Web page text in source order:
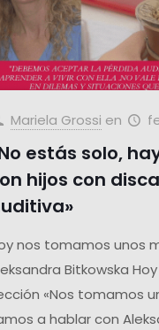
Mariela Grossi en
estás solo,
hijos con
nos tomamos unos
Bitkowska
«Nos tomamos
a hablar con